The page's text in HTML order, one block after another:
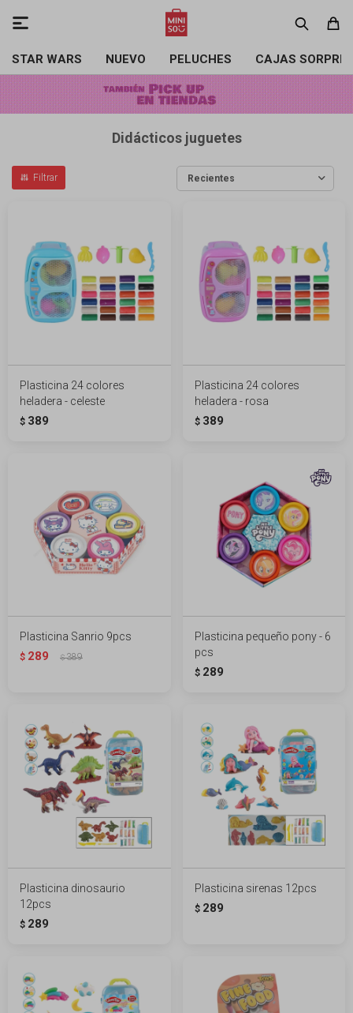
STAR WARS NUEVO PELUCHES CAJAS

Didácticos juguetes
Recientes
Plasticina 24 colores
heladera - celeste
$ 389
Plasticina 24 colores
heladera - rosa
$ 389
Plasticina Sanrio 9pcs
$ 289 $389
Plasticina pequeño pony - 6
pcs
$ 289
Plasticina dinosaurio
12pcs
$ 289
Plasticina sirenas 12pcs
$ 289